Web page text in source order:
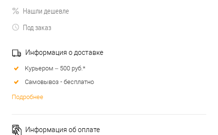
Нашли дешевле
Под заказ
Информация о доставке
Курьером – 500 руб.*
Самовывоз - бесплатно
Подробнее
Информация об оплате